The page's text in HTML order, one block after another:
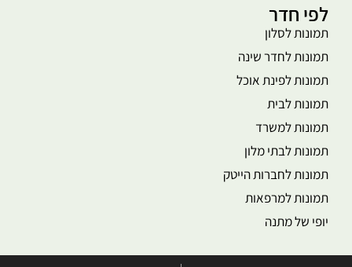
לפי חדר
תמונות לסלון
תמונות לחדר שינה
תמונות לפינת אוכל
תמונות לבית
תמונות למשרד
תמונות לבתי מלון
תמונות לחברות הייטק
תמונות למרפאות
יופי של מתנה